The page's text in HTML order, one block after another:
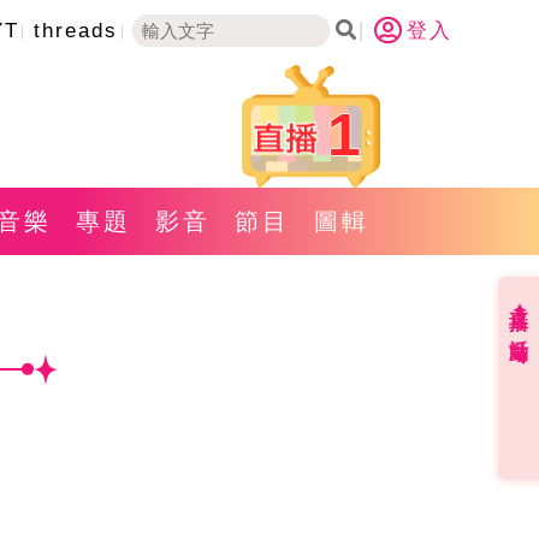
threads 登入
1
樂 專題 影音 節目 圖輯
直播✦活動